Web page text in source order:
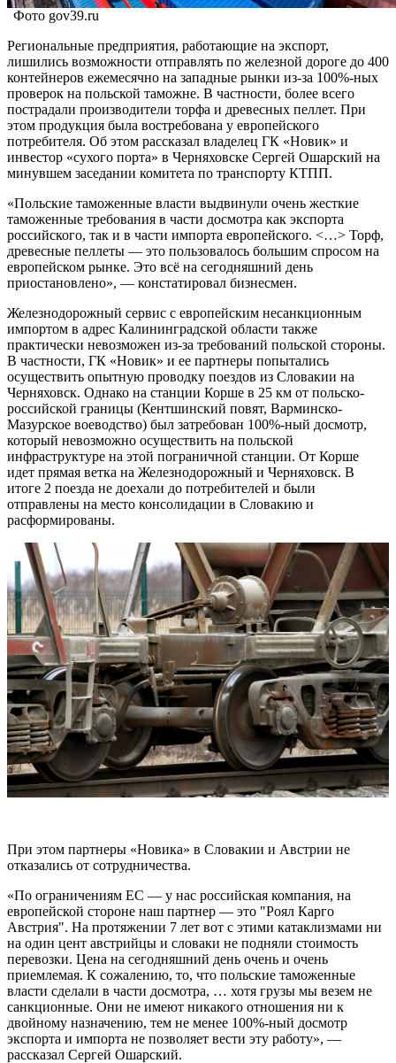
Фото gov39.ru
Региональные предприятия, работающие на экспорт,
лишились возможности отправлять по железной дороге до 400
контейнеров ежемесячно на западные рынки из-за 100%-ных
проверок на польской таможне. В частности, более всего
пострадали производители торфа и древесных пеллет. При
этом продукция была востребована у европейского
потребителя. Об этом рассказал владелец ГК «Новик» и
инвестор «сухого порта» в Черняховске Сергей Ошарский на
минувшем заседании комитета по транспорту КТПП.
«Польские таможенные власти выдвинули очень жесткие
таможенные требования в части досмотра как экспорта
российского, так и в части импорта европейского. <…> Торф,
древесные пеллеты — это пользовалось большим спросом на
европейском рынке. Это всё на сегодняшний день
приостановлено», — констатировал бизнесмен.
Железнодорожный сервис с европейским несанкционным
импортом в адрес Калининградской области также
практически невозможен из-за требований польской стороны.
В частности, ГК «Новик» и ее партнеры попытались
осуществить опытную проводку поездов из Словакии на
Черняховск. Однако на станции Корше в 25 км от польско-
российской границы (Кентшинский повят, Варминско-
Мазурское воеводство) был затребован 100%-ный досмотр,
который невозможно осуществить на польской
инфраструктуре на этой пограничной станции. От Корше
идет прямая ветка на Железнодорожный и Черняховск. В
итоге 2 поезда не доехали до потребителей и были
отправлены на место консолидации в Словакию и
расформированы.
При этом партнеры «Новика» в Словакии и Австрии не
отказались от сотрудничества.
«По ограничениям ЕС — у нас российская компания, на
европейской стороне наш партнер — это "Роял Карго
Австрия". На протяжении 7 лет вот с этими катаклизмами ни
на один цент австрийцы и словаки не подняли стоимость
перевозки. Цена на сегодняшний день очень и очень
приемлемая. К сожалению, то, что польские таможенные
власти сделали в части досмотра, … хотя грузы мы везем не
санкционные. Они не имеют никакого отношения ни к
двойному назначению, тем не менее 100%-ный досмотр
экспорта и импорта не позволяет вести эту работу», —
рассказал Сергей Ошарский.